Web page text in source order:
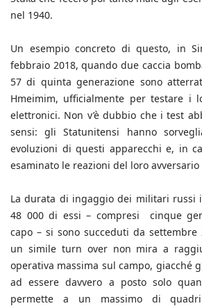
nel 1940.
Un esempio concreto di questo, in
febbraio 2018, quando due caccia
57 di quinta generazione sono
Hmeimim, ufficialmente per testare i
elettronici. Non v’è dubbio che i test
sensi: gli Statunitensi hanno
evoluzioni di questi apparecchi e, in
esaminato le reazioni del loro
La durata di ingaggio dei militari russi
48 000 di essi – compresi cinque
capo – si sono succeduti da settembre
un simile turn over non mira a
operativa massima sul campo, giacché
ad essere davvero a posto solo
permette a un massimo di